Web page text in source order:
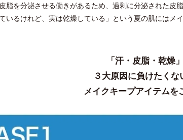
脂を分泌させる働きがあるため、過剰に分泌された皮
いるけれど、実は乾燥している」という夏の肌にはメ
「汗・皮脂・乾燥」
３大原因に負けたくな
メイクキープアイテムを